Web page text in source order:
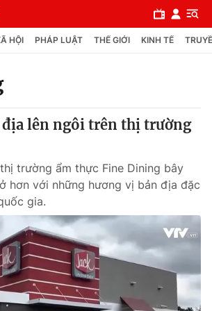
HỘI PHÁP LUẬT THẾ GIỚI KINH TẾ
địa lên ngôi trên thị trường
trường ẩm thực Fine Dining bây
hơn với những hương vị bản địa đặc
gia.